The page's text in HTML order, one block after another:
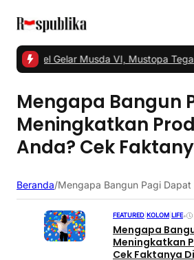
Tangsel Gelar Musda VI, Mustopa
Mengapa Bangun
Meningkatkan
Anda? Cek
Beranda/Mengapa Bangun Pagi
FEATURED KOLOM LIFE•
Mengapa
Meningkatkan
Cek Faktanya